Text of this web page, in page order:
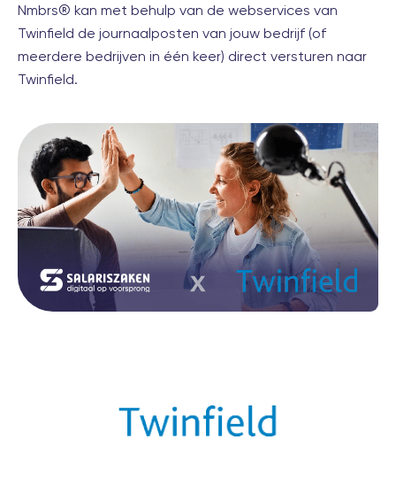
Nmbrs® kan met behulp van de webservices van
Twinfield de journaalposten van jouw bedrijf (of
meerdere bedrijven in één keer) direct versturen naar
Twinfield.